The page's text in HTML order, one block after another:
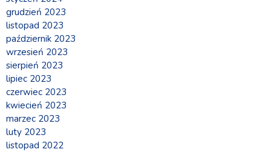
grudzień 2023
listopad 2023
październik 2023
wrzesień 2023
sierpień 2023
lipiec 2023
czerwiec 2023
kwiecień 2023
marzec 2023
luty 2023
listopad 2022